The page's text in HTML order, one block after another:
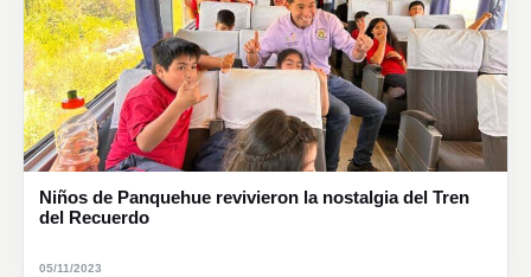
Niños de Panquehue revivieron la nostalgia del Tren
del Recuerdo
05/11/2023